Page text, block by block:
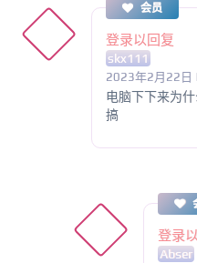
会员
登录以回复
skx111
2023年2月22日
电脑下下来为
搞
登录
Abser